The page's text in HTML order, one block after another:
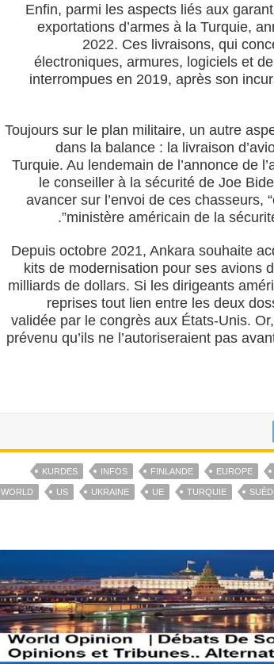
Enfin, parmi les aspects liés aux
exportations d’armes à la Turquie,
2022. Ces livraisons, qui
électroniques, armures, logiciels et
interrompues en 2019, après son
Toujours sur le plan militaire, un autre
dans la balance : la livraison
Turquie. Au lendemain de l’annonce de
le conseiller à la sécurité de Joe
avancer sur l’envoi de ces chasseurs,
ministère américain de la
Depuis octobre 2021, Ankara souhaite
kits de modernisation pour ses avions
milliards de dollars. Si les dirigeants
reprises tout lien entre les deux
validée par le congrès aux États-Unis.
prévenu qu’ils ne l’autoriseraient pas
EUROPE
FINLANDE
INFOS
KURDES
TURQUIE
UE
UKRAINE
US
WORLD